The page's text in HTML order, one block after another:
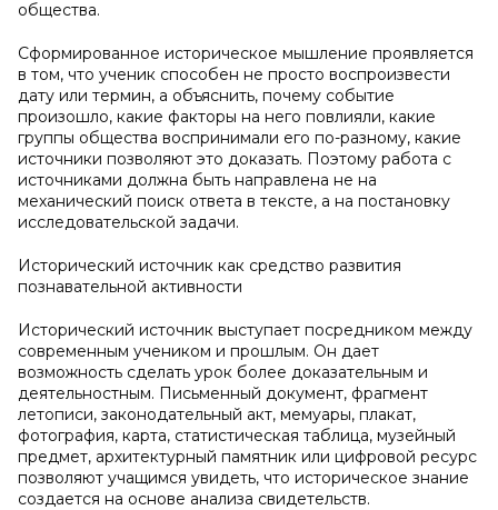
общества.
Сформированное историческое мышление проявляется
в том, что ученик способен не просто воспроизвести
дату или термин, а объяснить, почему событие
произошло, какие факторы на него повлияли, какие
группы общества воспринимали его по-разному, какие
источники позволяют это доказать. Поэтому работа с
источниками должна быть направлена не на
механический поиск ответа в тексте, а на постановку
исследовательской задачи.
Исторический источник как средство развития
познавательной активности
Исторический источник выступает посредником между
современным учеником и прошлым. Он дает
возможность сделать урок более доказательным и
деятельностным. Письменный документ, фрагмент
летописи, законодательный акт, мемуары, плакат,
фотография, карта, статистическая таблица, музейный
предмет, архитектурный памятник или цифровой ресурс
позволяют учащимся увидеть, что историческое знание
создается на основе анализа свидетельств.